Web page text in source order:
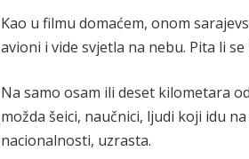
Kao u filmu domaćem, onom
avioni i vide svjetla na nebu. Pita li
Na samo osam ili deset kilometara
možda šeici, naučnici, ljudi koji idu
nacionalnosti, uzrasta.